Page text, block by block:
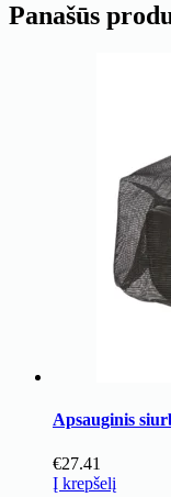
Panašūs
Apsauginis
€27.41
Į krepšelį